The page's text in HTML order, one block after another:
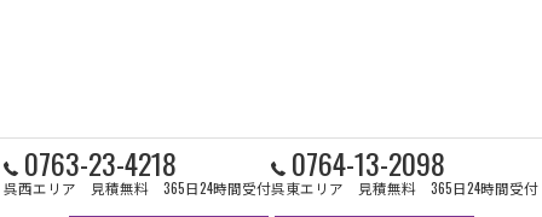
0763-23-4218
呉西エリア 見積無料 365日24時間受付
0764-13-2098
呉東エリア 見積無料 365日24時間受付